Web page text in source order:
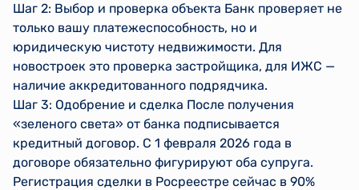
Шаг 2: Выбор и проверка объекта Банк проверяет не
только вашу платежеспособность, но и
юридическую чистоту недвижимости. Для
новостроек это проверка застройщика, для ИЖС —
наличие аккредитованного подрядчика.
Шаг 3: Одобрение и сделка После получения
«зеленого света» от банка подписывается
кредитный договор. С 1 февраля 2026 года в
договоре обязательно фигурируют оба супруга.
Регистрация сделки в Росреестре сейчас в 90%